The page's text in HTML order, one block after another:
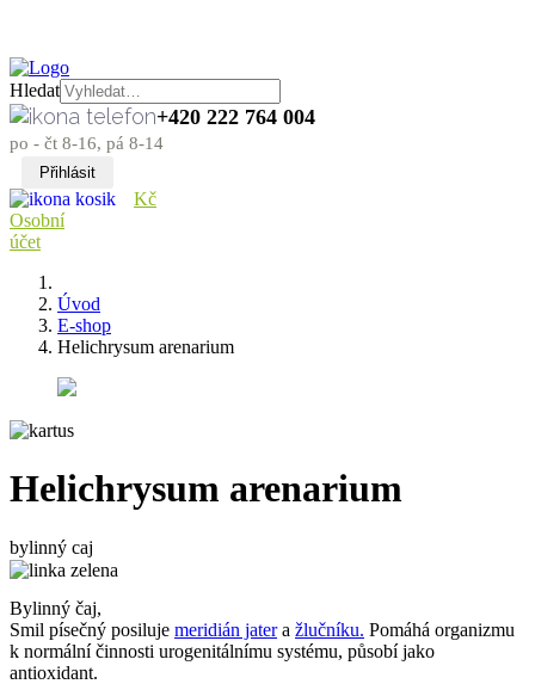
Hledat
+420 222 764 004
po - čt 8-16, pá 8-14
Přihlásit
Kč
Osobní
účet
Úvod
E-shop
Helichrysum arenarium
Helichrysum arenarium
bylinný caj
Bylinný čaj,
Smil písečný posiluje meridián jatera žlučníku. Pomáhá organizmu
k normální činnosti urogenitálnímu systému, působí jako
antioxidant.